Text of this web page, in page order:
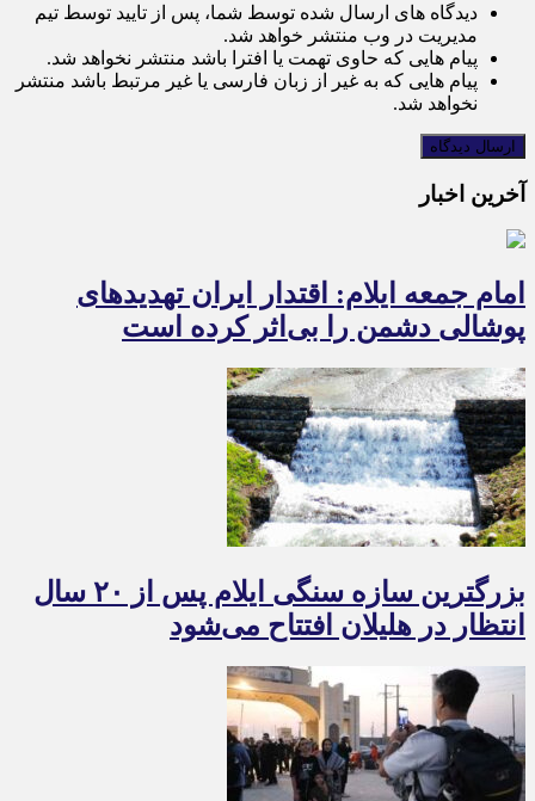
دیدگاه های ارسال شده توسط شما، پس از تایید توسط تیم
مدیریت در وب منتشر خواهد شد.
پیام هایی که حاوی تهمت یا افترا باشد منتشر نخواهد شد.
پیام هایی که به غیر از زبان فارسی یا غیر مرتبط باشد منتشر
نخواهد شد.
آخرین اخبار
امام جمعه ایلام: اقتدار ایران تهدیدهای
پوشالی دشمن را بی‌اثر کرده است
بزرگترین سازه سنگی ایلام پس از ۲۰ سال
انتظار در هلیلان افتتاح می‌شود